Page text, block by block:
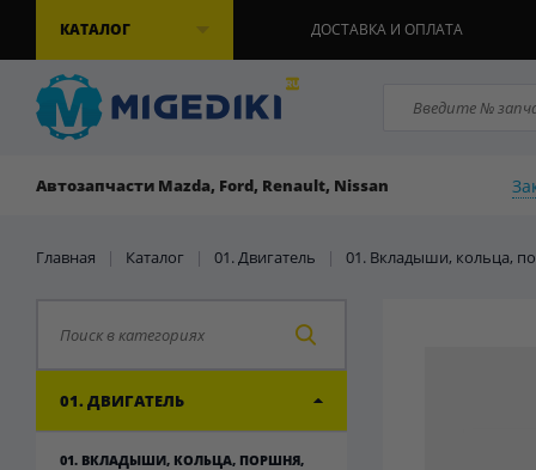
КАТАЛОГ ДОСТАВКА И ОПЛАТА
Автозапчасти Mazda, Ford, Renault, Nissan
Главная | Каталог | 01. Двигатель | 01. Вкладыши, кольца,
01. ДВИГАТЕЛЬ
01. ВКЛАДЫШИ, КОЛЬЦА, ПОРШНЯ,